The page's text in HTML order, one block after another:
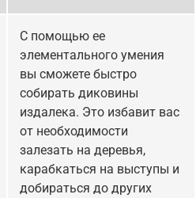
С помощью ее
элементального умения
вы сможете быстро
собирать диковины
издалека. Это избавит вас
от необходимости
залезать на деревья,
карабкаться на выступы и
добираться до других